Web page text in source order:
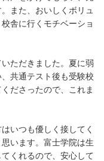
また、おいしくボリュ
舎に行くモチベーショ
ただきました。夏に弱
共通テスト後も受験校
ださったので、これま
いつも優しく接してく
います。富士学院は生
くれるので、安心して